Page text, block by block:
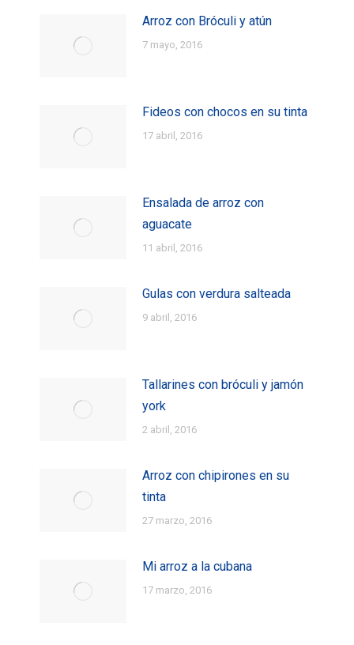
Arroz con Bróculi y atún
7 mayo, 2016
Fideos con chocos en su tinta
17 abril, 2016
Ensalada de arroz con
aguacate
11 abril, 2016
Gulas con verdura salteada
9 abril, 2016
Tallarines con bróculi y jamón
york
2 abril, 2016
Arroz con chipirones en su
tinta
27 marzo, 2016
Mi arroz a la cubana
17 marzo, 2016